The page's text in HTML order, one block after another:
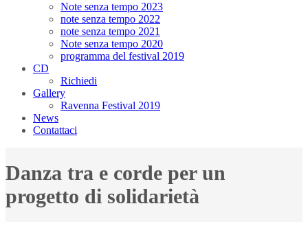
Note senza tempo 2023
note senza tempo 2022
note senza tempo 2021
Note senza tempo 2020
programma del festival 2019
CD
Richiedi
Gallery
Ravenna Festival 2019
News
Contattaci
Danza tra e corde per un
progetto di solidarietà